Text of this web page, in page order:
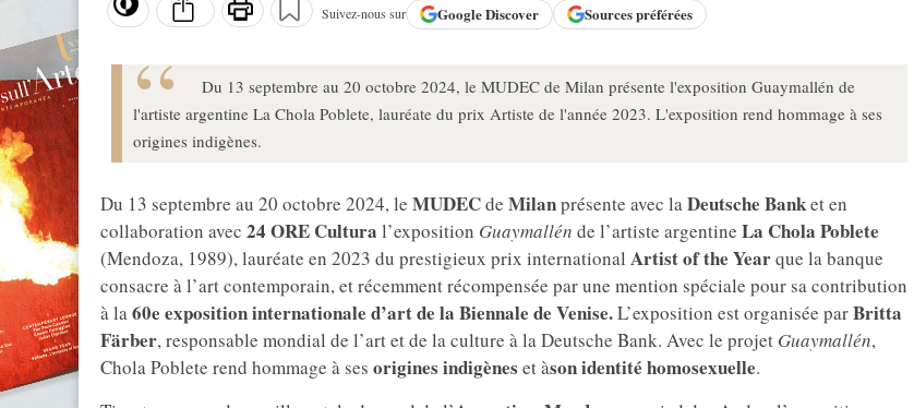
Suivez-nous sur GoogleDiscover Sources préférées
Du 13 septembre au 20 octobre 2024, le MUDEC de Milan présente l'exposition Guaymallén de
l'artiste argentine La Chola Poblete, lauréate du prix Artiste de l'année 2023. L'exposition rend hommage à ses
origines indigènes.
Du 13 septembre au 20 octobre 2024, le MUDECde Milanprésente avec laDeutsche Banket en
collaboration avec 24 ORE Cultura l’exposition Guaymallén de l’artiste argentine La Chola Poblete
(Mendoza, 1989), lauréate en 2023 du prestigieux prix international Artist of the Yearque la banque
consacre à l’art contemporain, et récemment récompensée par une mention spéciale pour sa contribution
à la60e exposition internationale d’art de la Biennale de Venise.L’exposition est organisée parBritta
Färber, responsable mondial de l’art et de la culture à la Deutsche Bank. Avec le projet Guaymallén,
Chola Poblete rend hommage à ses origines indigènes et àson identité homosexuelle.